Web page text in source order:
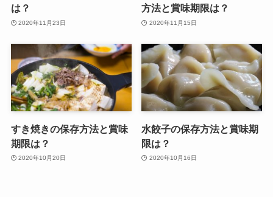
は？
2020年11月23日
方法と賞味期限は？
2020年11月15日
すき焼きの保存方法と賞味
期限は？
2020年10月20日
水餃子の保存方法と賞味期
限は？
2020年10月16日